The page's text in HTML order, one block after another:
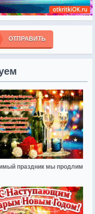
ОТПРАВИТЬ
праздник мы продлим